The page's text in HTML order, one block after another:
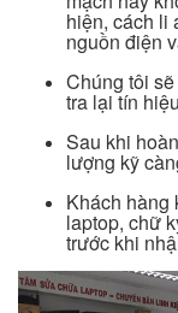
hiện, cách li
nguồn điện
Chúng tôi
tra lại tín
Sau khi
lượng kỹ
Khách hàng
laptop, chữ
trước khi